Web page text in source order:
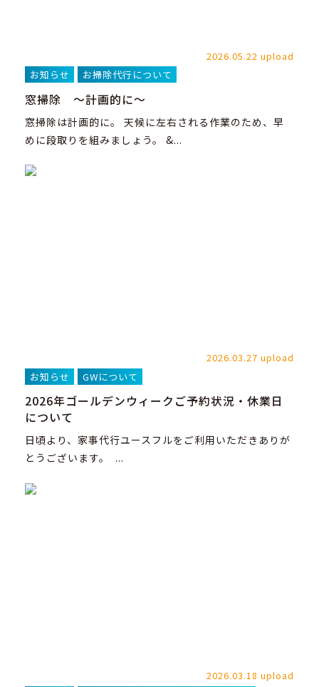
2026.05.22 upload
お知らせ
お掃除代行について
窓掃除 ～計画的に～
窓掃除は計画的に。 天候に左右される作業のため、早
めに段取りを組みましょう。 &...
2026.03.27 upload
お知らせ
GWについて
2026年ゴールデンウィークご予約状況・休業日
について
日頃より、家事代行ユースフルをご利用いただきありが
とうございます。 ...
2026.03.18 upload